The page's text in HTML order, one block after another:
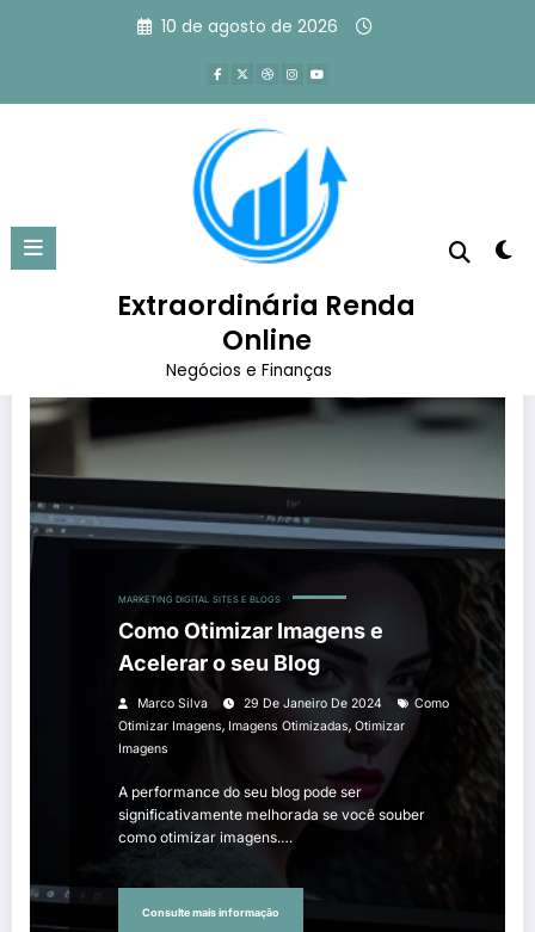
10 de agosto de 2026
Extraordinária Renda
Online
Negócios e Finanças
Tag: imagens otimizadas
MARKETING DIGITAL SITES E BLOGS
Como Otimizar Imagens e
Acelerar o seu Blog
Marco Silva 29 De Janeiro De 2024
Como
Otimizar Imagens, Imagens Otimizadas, Otimizar
Imagens
A performance do seu blog pode ser
significativamente melhorada se você souber
como otimizar imagens.…
Consulte mais informação